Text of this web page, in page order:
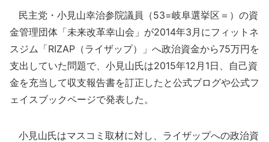
民主党・小見山幸治参院議員（53=岐阜選挙区＝）の資
金管理団体「未来改革幸山会」が2014年3月にフィットネ
スジム「RIZAP（ライザップ）」へ政治資金から75万円を
支出していた問題で、小見山氏は2015年12月1日、自己資
金を充当して収支報告書を訂正したと公式ブログや公式フ
ェイスブックページで発表した。
小見山氏はマスコミ取材に対し、ライザップへの政治資